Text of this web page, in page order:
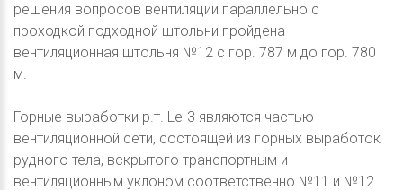
решения вопросов вентиляции параллельно с
проходкой подходной штольни пройдена
вентиляционная штольня №12 с гор. 787 м до гор. 780
м.
Горные выработки р.т. Le-3 являются частью
вентиляционной сети, состоящей из горных выработок
рудного тела, вскрытого транспортным и
вентиляционным уклоном соответственно №11 и №12